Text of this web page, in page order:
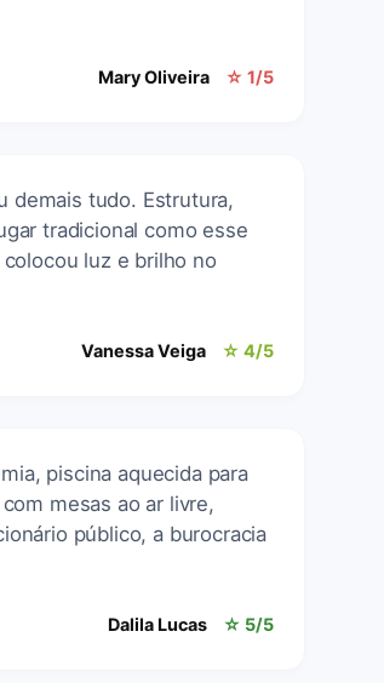
Mary Oliveira ☆ 1/5
demais tudo. Estrutura,
tradicional como esse
luz e brilho no
Vanessa Veiga ☆ 4/5
piscina aquecida para
mesas ao ar livre,
público, a burocracia
Dalila Lucas ☆ 5/5